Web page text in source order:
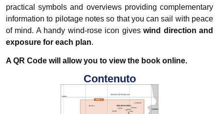
practical symbols and overviews providing complementary
information to pilotage notes so that you can sail with peace
of mind. A handy wind-rose icon giveswind direction and
exposure for each plan.
A QR Code will allow you to view the book online.
Contenuto